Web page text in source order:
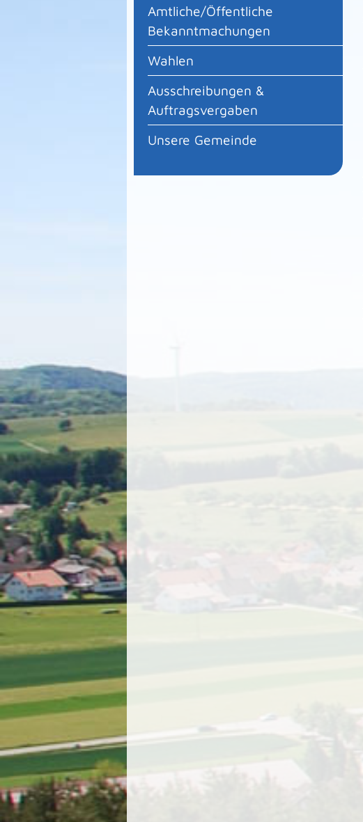
Amtliche/Öffentliche
Bekanntmachungen
Wahlen
Ausschreibungen &
Auftragsvergaben
Unsere Gemeinde